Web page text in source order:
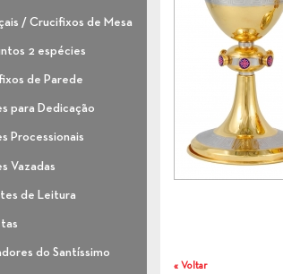
/ Crucifixos de Mesa
2 espécies
de Parede
para Dedicação
Processionais
Vazadas
de Leitura
do Santíssimo
« Voltar